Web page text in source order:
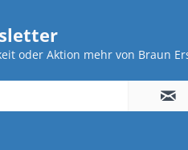
oder Aktion mehr von Braun